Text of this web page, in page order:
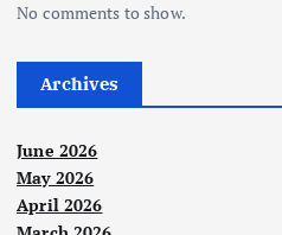
No comments to show.
Archives
June 2026
May 2026
April 2026